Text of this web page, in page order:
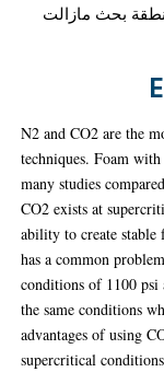
بحث مازالت
N2 and CO2 are the
techniques. Foam
many studies
CO2 exists at
ability to create stable
has a common
conditions of 1100
the same conditions
advantages of using
supercritical